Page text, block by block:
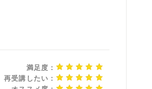
満足度：
再受講したい：